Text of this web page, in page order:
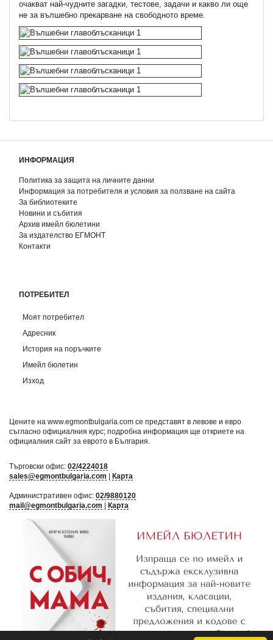
очакват най-чудните загадки, тестове, задачи и какво ли още
не за вълшебно прекарване на свободното време.
ИНФОРМАЦИЯ
Политика за защита на личните данни
Информация за потребителя и условия за ползване на сайта
За библиотеките
Новини и събития
Архив имейл бюлетини
За издателство ЕГМОНТ
Контакти
ПОТРЕБИТЕЛ
Моят потребител
Адресник
История на поръчките
Имейл бюлетин
Изход
Цените на www.egmontbulgaria.com се представят в левове и евро
съгласно официалния курс; подробна информация ще откриете на
официалния сайт за еврото в България
Търговски офис: 02/4224018
sales@egmontbulgaria.com
Карта
Административен офис: 02/9880120
mail@egmontbulgaria.com
Карта